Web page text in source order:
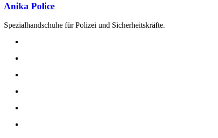
Anika Police
Spezialhandschuhe für Polizei und Sicherheitskräfte.